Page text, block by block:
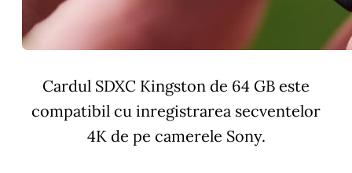
Cardul SDXC Kingston de 64 GB este
compatibil cu inregistrarea secventelor
4K de pe camerele Sony.